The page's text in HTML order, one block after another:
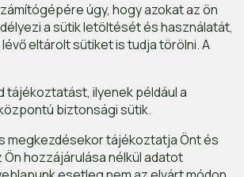
úgy, hogy azokat az ön
a sütik letöltését és használatát,
eltárolt sütiket is tudja törölni. A
tájékoztatást, ilyenek például a
biztonsági sütik.
megkezdésekor tájékoztatja Önt és
Ön hozzájárulása nélkül adatot